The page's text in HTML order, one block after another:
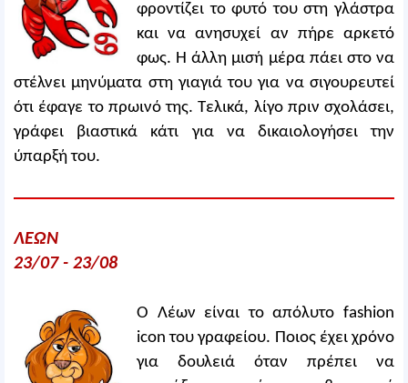
φροντίζει το φυτό του στη γλάστρα
και να ανησυχεί αν πήρε αρκετό
φως. Η άλλη μισή μέρα πάει στο να
στέλνει μηνύματα στη γιαγιά του για να σιγουρευτεί
ότι έφαγε το πρωινό της. Τελικά, λίγο πριν σχολάσει,
γράφει βιαστικά κάτι για να δικαιολογήσει την
ύπαρξή του.
ΛΕΩΝ
23/07 - 23/08
Ο Λέων είναι το απόλυτο fashion
icon του γραφείου. Ποιος έχει χρόνο
για δουλειά όταν πρέπει να